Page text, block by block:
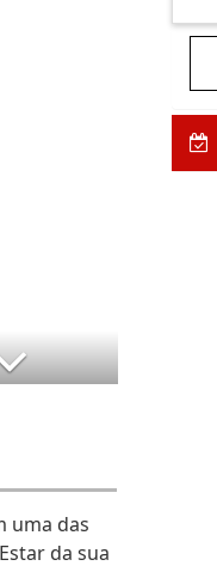
uma das
da sua